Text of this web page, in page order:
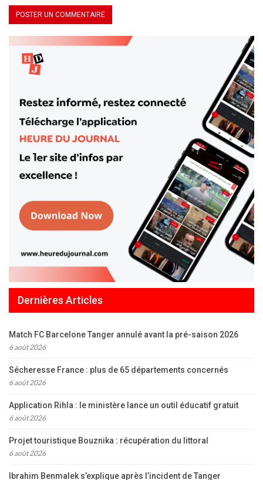
Dernières Articles
Match FC Barcelone Tanger annulé avant la pré-saison 2026
6 août 2026
Sécheresse France : plus de 65 départements concernés
6 août 2026
Application Rihla : le ministère lance un outil éducatif gratuit
6 août 2026
Projet touristique Bouznika : récupération du littoral
6 août 2026
Ibrahim Benmalek s’explique après l’incident de Tanger